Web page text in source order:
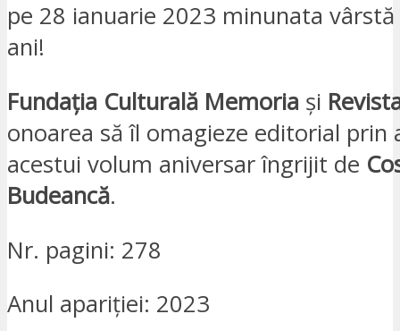
pe 28 ianuarie 2023 minunata
ani!
Fundația Culturală Memoria și
onoarea să îl omagieze editorial prin
acestui volum aniversar îngrijit de
Budeancă.
Nr. pagini: 278
Anul apariției: 2023